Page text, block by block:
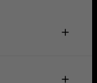
That's what